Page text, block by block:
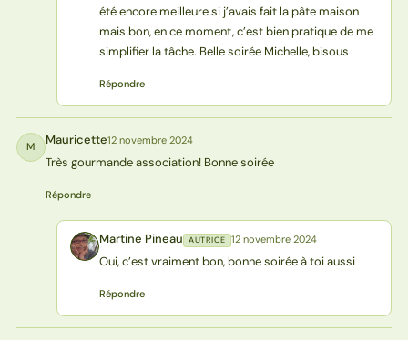
été encore meilleure si j’avais fait la pâte maison
mais bon, en ce moment, c’est bien pratique de me
simplifier la tâche. Belle soirée Michelle, bisous
Répondre
M Mauricette12 novembre 2024
Très gourmande association! Bonne soirée
Répondre
MP Martine Pineau AUTRICE 12 novembre 2024
Oui, c’est vraiment bon, bonne soirée à toi aussi
Répondre